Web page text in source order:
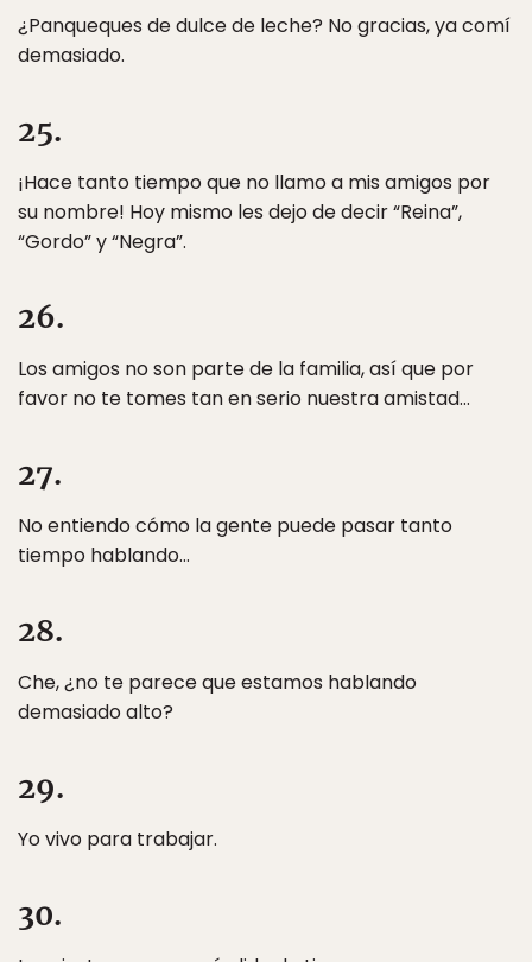
¿Panqueques de dulce de leche? No gracias, ya comí
demasiado.
25.
¡Hace tanto tiempo que no llamo a mis amigos por
su nombre! Hoy mismo les dejo de decir “Reina”,
“Gordo” y “Negra”.
26.
Los amigos no son parte de la familia, así que por
favor no te tomes tan en serio nuestra amistad…
27.
No entiendo cómo la gente puede pasar tanto
tiempo hablando…
28.
Che, ¿no te parece que estamos hablando
demasiado alto?
29.
Yo vivo para trabajar.
30.